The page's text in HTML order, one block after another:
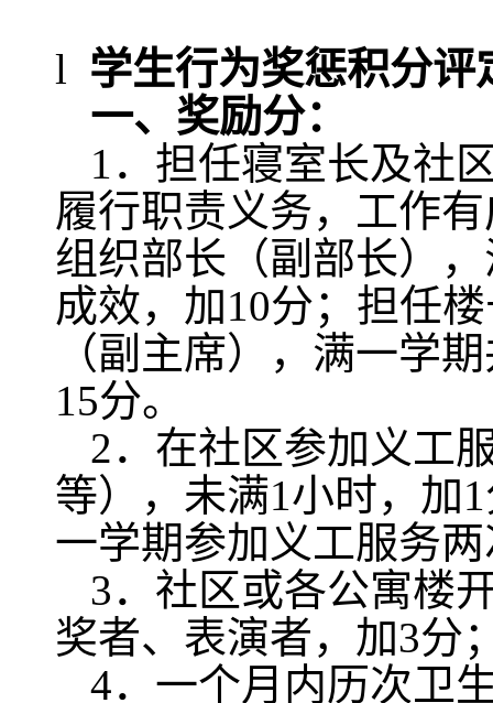
l 学生行为奖惩积分评
一、奖励分：
1 ．担任寝室长及社
履行职责义务，工作
组织部长（副部长）
成效，加10分；担任
（副主席），满一学
15分。
2．在社区参加义工
等），未满1小时，加1
一学期参加义工服务
3．社区或各公寓楼
奖者、表演者，加3分
4．一个月内历次卫